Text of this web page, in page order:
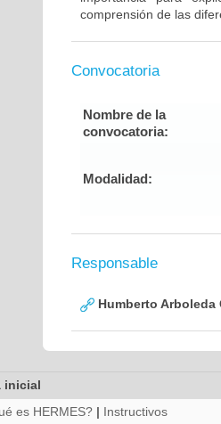
comprensión de las
Convocatoria
Nombre de la
convocatoria:
Modalidad:
Responsable
Humberto Arboleda
inicial
es HERMES? | Instructivos